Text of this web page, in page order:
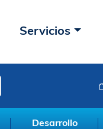
Servicios
Desarrollo